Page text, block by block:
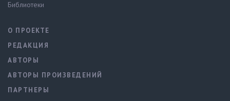
Библиотеки
О ПРОЕКТЕ
РЕДАКЦИЯ
АВТОРЫ
АВТОРЫ ПРОИЗВЕДЕНИЙ
ПАРТНЕРЫ